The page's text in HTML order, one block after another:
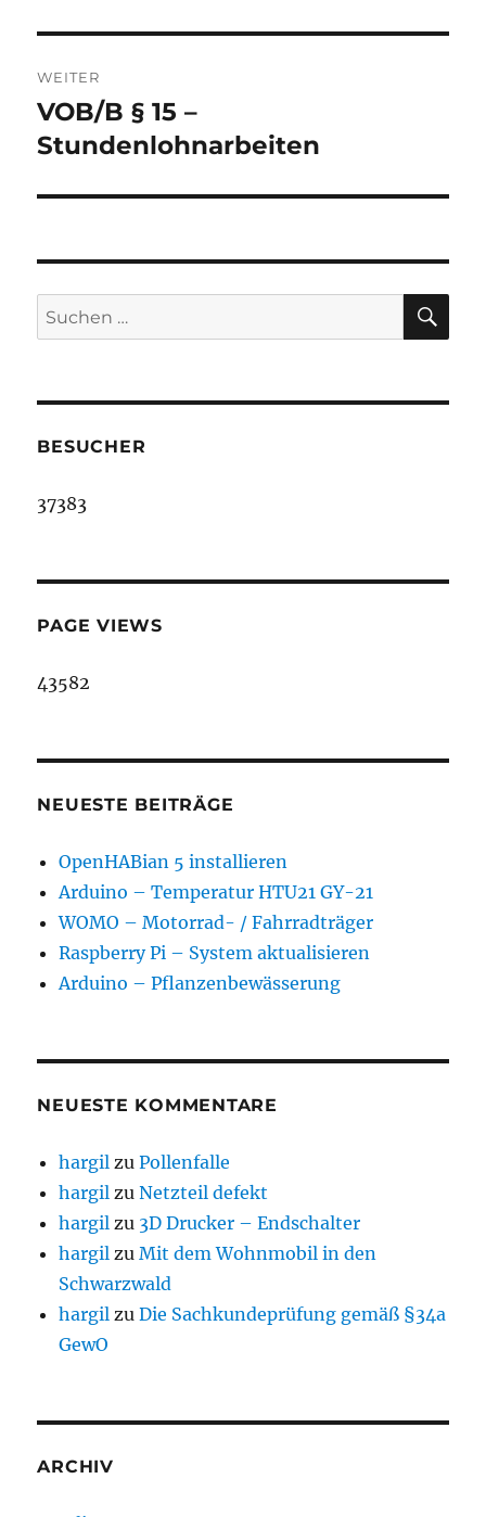
WEITER
Nächster
Beitrag:
VOB/B § 15 –
Stundenlohnarbeiten
Suche
nach:
BESUCHER
37383
PAGE VIEWS
43582
NEUESTE BEITRÄGE
OpenHABian 5 installieren
Arduino – Temperatur HTU21 GY-21
WOMO – Motorrad- / Fahrradträger
Raspberry Pi – System aktualisieren
Arduino – Pflanzenbewässerung
NEUESTE KOMMENTARE
hargil zuPollenfalle
hargil zuNetzteil defekt
hargil zu 3D Drucker – Endschalter
hargil zuMit dem Wohnmobil in den
Schwarzwald
hargil zuDie Sachkundeprüfung gemäß §34a
GewO
ARCHIV